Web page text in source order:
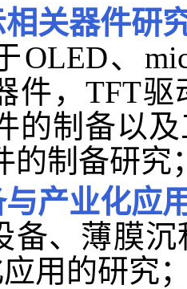
关器件研
OLED、
件，TFT驱
的制备以
的制备研究
产业化应
备、薄膜
用的研究